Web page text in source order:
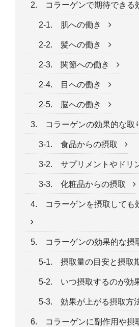
2. コラーゲンで期待できる
2-1. 肌への働き
2-2. 髪への働き
2-3. 関節への働き
2-4. 目への働き
2-5. 脳への働き
3. コラーゲンの効果的な取
3-1. 食品からの摂取
3-2. サプリメントやドリ
3-3. 化粧品からの摂取
4. コラーゲンを摂取しても
5. コラーゲンの効果的な摂
5-1. 摂取量の目安と摂取
5-2. いつ摂取するのが効
5-3. 効果が上がる摂取方
6. コラーゲンに副作用や摂